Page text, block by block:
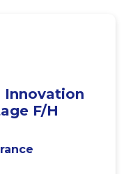
Innovation
F/H